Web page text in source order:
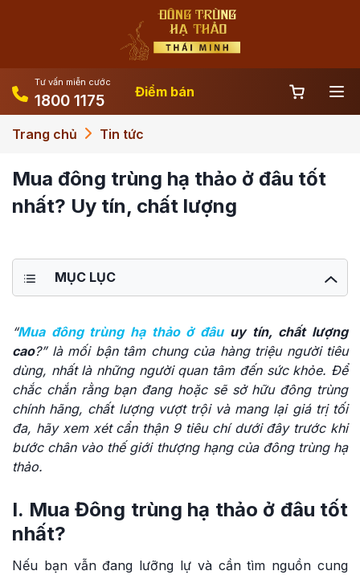
Tư vấn miễn cước
1800 1175 Điểm bán
Trang chủ Tin tức
Mua đông trùng hạ thảo ở đâu tốt
nhất? Uy tín, chất lượng
MỤC LỤC
“Mua đông trùng hạ thảo ở đâuuy tín, chất lượng
cao?” là mối bận tâm chung của hàng triệu người tiêu
dùng, nhất là những người quan tâm đến sức khỏe. Để
chắc chắn rằng bạn đang hoặc sẽ sở hữu đông trùng
chính hãng, chất lượng vượt trội và mang lại giá trị tối
đa, hãy xem xét cẩn thận 9 tiêu chí dưới đây trước khi
bước chân vào thế giới thượng hạng của đông trùng hạ
thảo.
I. Mua Đông trùng hạ thảo ở đâu tốt
nhất?
Nếu bạn vẫn đang lưỡng lự và cần tìm nguồn cung